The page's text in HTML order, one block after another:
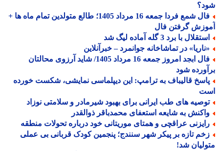
فال شمع فردا جمعه 16 مرداد 1405؛ طالع متولدین تمام ماه ها +
گرفتن فال
با برد 3 گله آماده لیگ شد
در تماشاخانه جوانمرد – خبرآنلاین
فال ابجد امروز جمعه 16 مرداد 1405/ شاید آرزوی محالتان
شود
قالیباف به ترامپ: این دیپلماسی نمایشی، شکست خورده
های طب ایرانی برای بهبود شیرمادر و سلامتی نوزاد
به شایعه استعفای محمدباقر ذوالقدر
عراقچی و همتای موریتانی خود درباره تحولات منطقه
تازه بر پیکر شهر سنندج؛ پنجمین کودک قربانی بی عملی
شد!